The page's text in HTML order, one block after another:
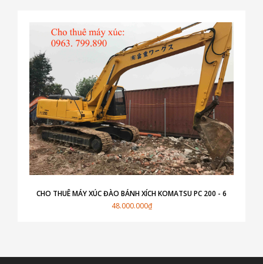
CHO THUÊ MÁY XÚC ĐÀO BÁNH XÍCH KOMATSU PC 200 - 6
48.000.000₫